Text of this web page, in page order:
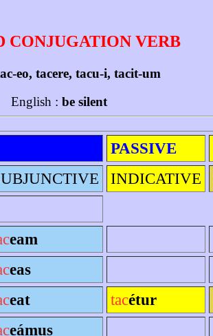
CONJUGATION VERB
eo, tacere, tacu-i, tacit-um
English : be silent
PASSIVE
INDICATIVE
eam
eas
eat tacétur
eámus